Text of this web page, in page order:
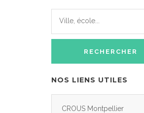
NOS LIENS UTILES
CROUS Montpellier